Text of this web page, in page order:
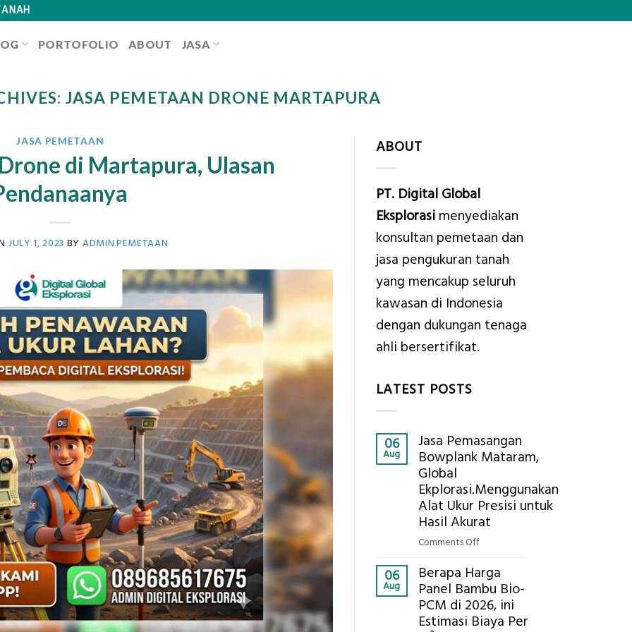
PORTOFOLIO ABOUT JASA
JASA PEMETAAN DRONE MARTAPURA
JASA PEMETAAN
di Martapura, Ulasan
JULY 1, 2023 BY ADMIN.PEMETAAN
ABOUT
PT. Digital Global
Eksplorasimenyediakan
konsultan pemetaan dan
jasa pengukuran tanah
yang mencakup seluruh
kawasan di Indonesia
dengan dukungan tenaga
ahli bersertifikat.
LATEST POSTS
06
Aug
Jasa Pemasangan
Bowplank Mataram,
Global
Ekplorasi.Menggunakan
Alat Ukur Presisi untuk
Hasil Akurat
Comments Offon
Pemasangan
Bowplank
Mataram,
Global
06
Aug
Berapa Harga
Panel Bambu Bio-
PCM di 2026, ini
Estimasi Biaya Per